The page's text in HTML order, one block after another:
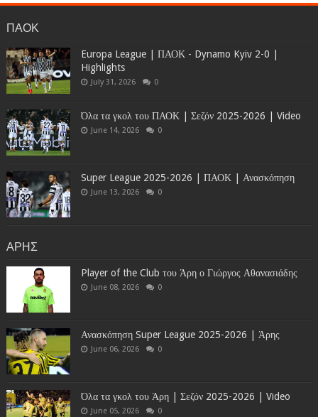
ΠΑΟΚ
Europa League | ΠΑΟΚ - Dynamo Kyiv 2-0 |
Highlights
July 31, 2026 0
Όλα τα γκολ του ΠΑΟΚ | Σεζόν 2025-2026 | Video
June 14, 2026 0
Super League 2025-2026 | ΠΑΟΚ | Ανασκόπηση
June 13, 2026 0
ΑΡΗΣ
Player of the Club του Άρη ο Γιώργος Αθανασιάδης
June 08, 2026 0
Ανασκόπηση Super League 2025-2026 | Άρης
June 06, 2026 0
Όλα τα γκολ του Άρη | Σεζόν 2025-2026 | Video
June 05, 2026 0